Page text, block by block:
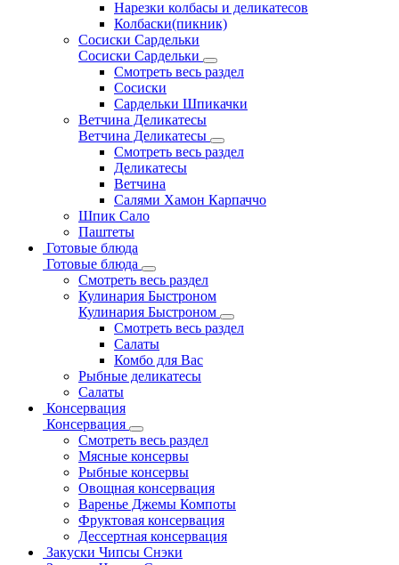
Нарезки колбасы и деликатесов
Колбаски(пикник)
Сосиски Сардельки
Сосиски Сардельки
Смотреть весь раздел
Сосиски
Сардельки Шпикачки
Ветчина Деликатесы
Ветчина Деликатесы
Смотреть весь раздел
Деликатесы
Ветчина
Салями Хамон Карпаччо
Шпик Сало
Паштеты
Готовые блюда
Готовые блюда
Смотреть весь раздел
Кулинария Быстроном
Кулинария Быстроном
Смотреть весь раздел
Салаты
Комбо для Вас
Рыбные деликатесы
Салаты
Консервация
Консервация
Смотреть весь раздел
Мясные консервы
Рыбные консервы
Овощная консервация
Варенье Джемы Компоты
Фруктовая консервация
Дессертная консервация
Закуски Чипсы Снэки